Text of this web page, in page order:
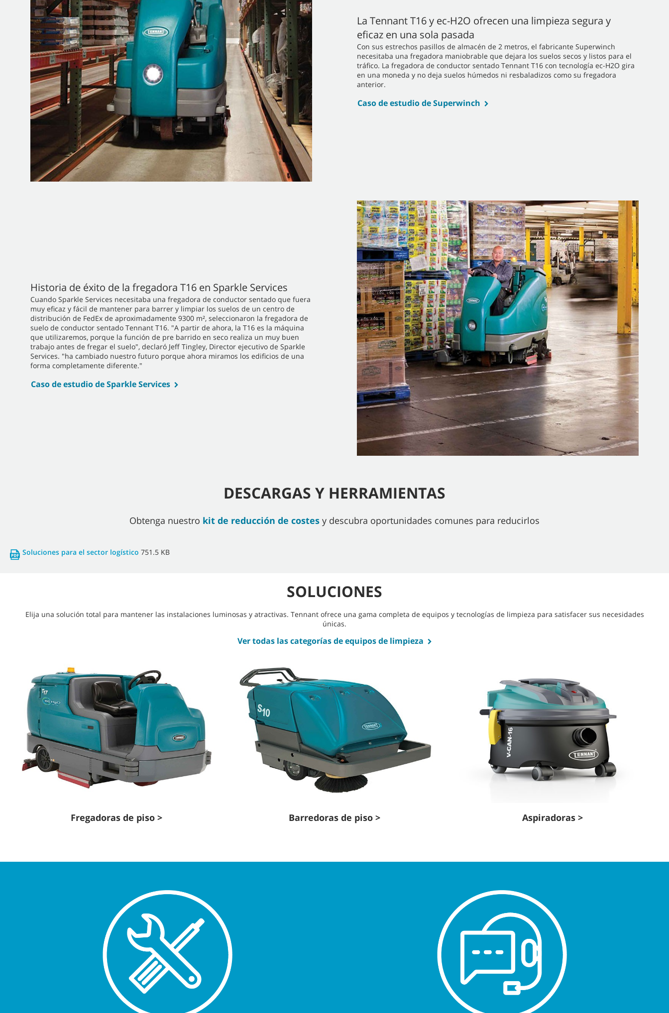
La Tennant T16 y ec-H2O ofrecen una limpieza segura y
eficaz en una sola pasada
Con sus estrechos pasillos de almacén de 2 metros, el fabricante Superwinch
necesitaba una fregadora maniobrable que dejara los suelos secos y listos para el
tráfico. La fregadora de conductor sentado Tennant T16 con tecnología ec-H2O gira
en una moneda y no deja suelos húmedos ni resbaladizos como su fregadora
anterior.
Caso de estudio de Superwinch
Historia de éxito de la fregadora T16 en Sparkle Services
Cuando Sparkle Services necesitaba una fregadora de conductor sentado que fuera
muy eficaz y fácil de mantener para barrer y limpiar los suelos de un centro de
distribución de FedEx de aproximadamente 9300 m², seleccionaron la fregadora de
suelo de conductor sentado Tennant T16. "A partir de ahora, la T16 es la máquina
que utilizaremos, porque la función de pre barrido en seco realiza un muy buen
trabajo antes de fregar el suelo", declaró Jeff Tingley, Director ejecutivo de Sparkle
Services. "ha cambiado nuestro futuro porque ahora miramos los edificios de una
forma completamente diferente."
Caso de estudio de Sparkle Services
DESCARGAS Y HERRAMIENTAS
Obtenga nuestro kit de reducción de costes y descubra oportunidades comunes para reducirlos
Soluciones para el sector logístico 751.5 KB
SOLUCIONES
Elija una solución total para mantener las instalaciones luminosas y atractivas. Tennant ofrece una gama completa de equipos y tecnologías de limpieza para satisfacer sus necesidades
únicas.
Ver todas las categorías de equipos de limpieza
Fregadoras de piso > Barredoras de piso > Aspiradoras >